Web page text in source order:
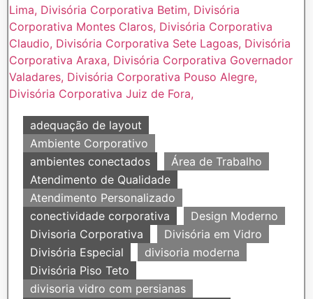
adequação de layout
Ambiente Corporativo
ambientes conectados
Área de Trabalho
Atendimento de Qualidade
Atendimento Personalizado
conectividade corporativa
Design Moderno
Divisoria Corporativa
Divisória em Vidro
Divisória Especial
divisoria moderna
Divisória Piso Teto
divisoria vidro com persianas